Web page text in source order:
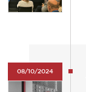
08/10/2024